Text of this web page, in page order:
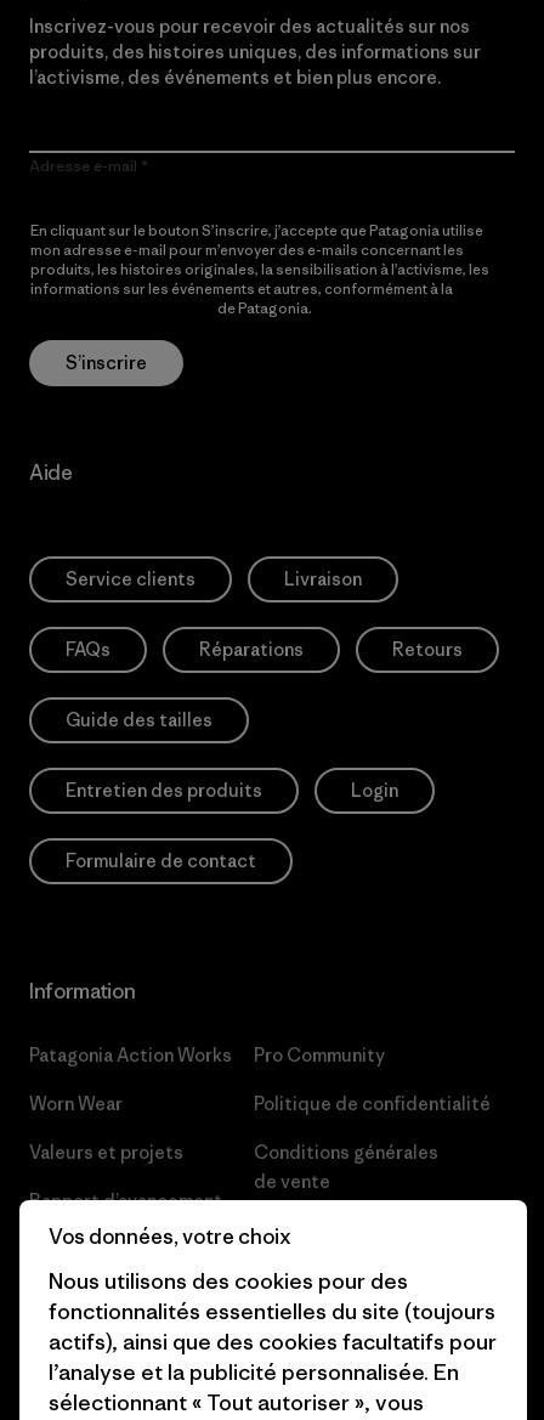
Inscrivez-vous pour recevoir des actualités sur nos
produits, des histoires uniques, des informations sur
l’activisme, des événements et bien plus encore.
Adresse e-mail
En cliquant sur le bouton S’inscrire, j’accepte que Patagonia utilise
mon adresse e-mail pour m’envoyer des e-mails concernant les
produits, les histoires originales, la sensibilisation à l’activisme, les
informations sur les événements et autres, conformément à la
de Patagonia.
S’inscrire
Aide
Service clients Livraison
FAQs Réparations Retours
Guide des tailles
Entretien des produits Login
Formulaire de contact
Information
Patagonia Action Works
Worn Wear
Valeurs et projets
Rapport d’avancement
Business Unusual
Objectifs climatiques
1% For The Planet
Comment nous finançons
Pro Community
Politique de confidentialité
Conditions générales
de vente
Préférences de cookie
Carrières
Presse et media
Industry program
Vos données, votre choix
Nous utilisons des cookies pour des
fonctionnalités essentielles du site (toujours
actifs), ainsi que des cookies facultatifs pour
l’analyse et la publicité personnalisée. En
sélectionnant « Tout autoriser », vous